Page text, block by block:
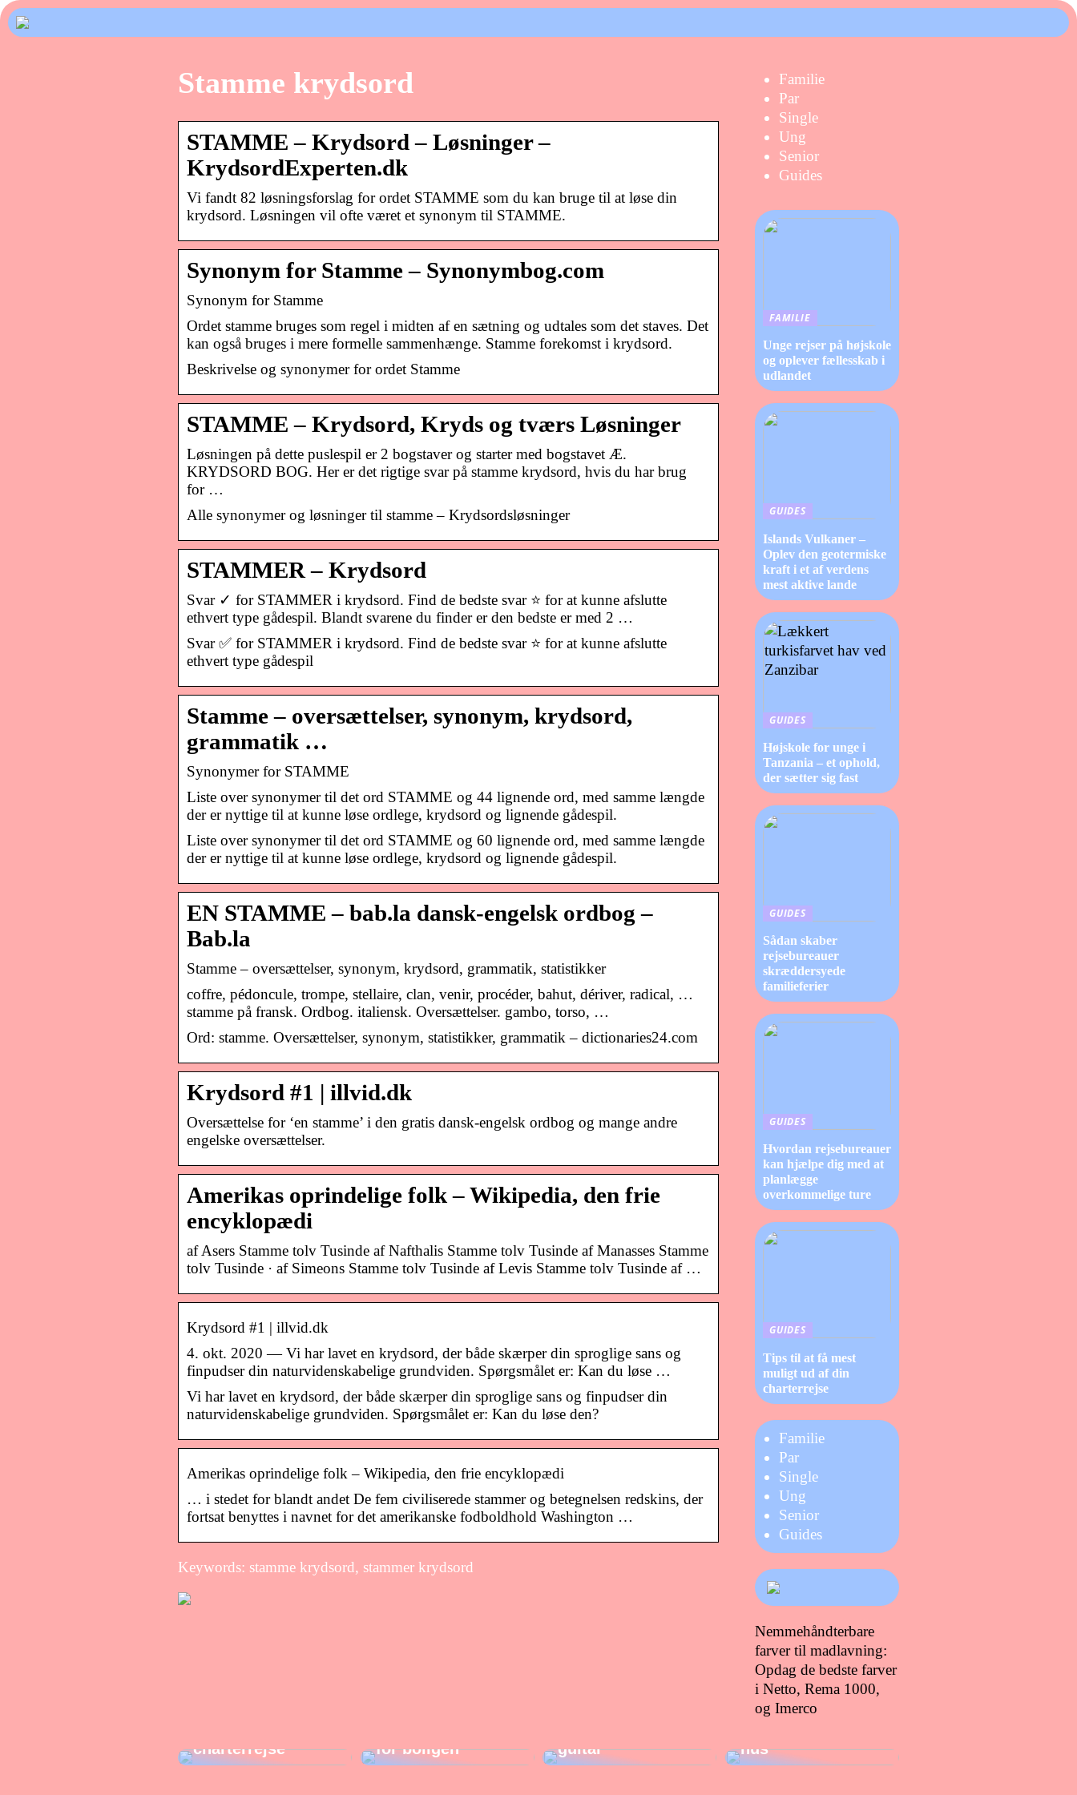
Stamme krydsord
STAMME – Krydsord – Løsninger –
KrydsordExperten.dk
Vi fandt 82 løsningsforslag for ordet STAMME som du kan bruge til at løse din
krydsord. Løsningen vil ofte været et synonym til STAMME.
Synonym for Stamme – Synonymbog.com
Synonym for Stamme
Ordet stamme bruges som regel i midten af ​​en sætning og udtales som det staves. Det
kan også bruges i mere formelle sammenhænge. Stamme forekomst i krydsord.
Beskrivelse og synonymer for ordet Stamme
STAMME – Krydsord, Kryds og tværs Løsninger
Løsningen på dette puslespil er 2 bogstaver og starter med bogstavet Æ.
KRYDSORD BOG. Her er det rigtige svar på stamme krydsord, hvis du har brug
for …
Alle synonymer og løsninger til stamme – Krydsordsløsninger
STAMMER – Krydsord
Svar ✓ for STAMMER i krydsord. Find de bedste svar ⭐ for at kunne afslutte
ethvert type gådespil. Blandt svarene du finder er den bedste er med 2 …
Svar ✅ for STAMMER i krydsord. Find de bedste svar ⭐ for at kunne afslutte
ethvert type gådespil
Stamme – oversættelser, synonym, krydsord,
grammatik …
Synonymer for STAMME
Liste over synonymer til det ord STAMME og 44 lignende ord, med samme længde
der er nyttige til at kunne løse ordlege, krydsord og lignende gådespil.
Liste over synonymer til det ord STAMME og 60 lignende ord, med samme længde
der er nyttige til at kunne løse ordlege, krydsord og lignende gådespil.
EN STAMME – bab.la dansk-engelsk ordbog –
Bab.la
Stamme – oversættelser, synonym, krydsord, grammatik, statistikker
coffre, pédoncule, trompe, stellaire, clan, venir, procéder, bahut, dériver, radical, …
stamme på fransk. Ordbog. italiensk. Oversættelser. gambo, torso, …
Ord: stamme. Oversættelser, synonym, statistikker, grammatik – dictionaries24.com
Krydsord #1 | illvid.dk
Oversættelse for ‘en stamme’ i den gratis dansk-engelsk ordbog og mange andre
engelske oversættelser.
Amerikas oprindelige folk – Wikipedia, den frie
encyklopædi
af Asers Stamme tolv Tusinde af Nafthalis Stamme tolv Tusinde af Manasses Stamme
tolv Tusinde · af Simeons Stamme tolv Tusinde af Levis Stamme tolv Tusinde af …
Krydsord #1 | illvid.dk
4. okt. 2020 — Vi har lavet en krydsord, der både skærper din sproglige sans og
finpudser din naturvidenskabelige grundviden. Spørgsmålet er: Kan du løse …
Vi har lavet en krydsord, der både skærper din sproglige sans og finpudser din
naturvidenskabelige grundviden. Spørgsmålet er: Kan du løse den?
Amerikas oprindelige folk – Wikipedia, den frie encyklopædi
… i stedet for blandt andet De fem civiliserede stammer og betegnelsen redskins, der
fortsat benyttes i navnet for det amerikanske fodboldhold Washington …
Keywords: stamme krydsord, stammer krydsord
Familie
Par
Single
Ung
Senior
Guides
FAMILIE
Unge rejser på højskole
og oplever fællesskab i
udlandet
GUIDES
Islands Vulkaner –
Oplev den geotermiske
kraft i et af verdens
mest aktive lande
GUIDES
Højskole for unge i
Tanzania – et ophold,
der sætter sig fast
GUIDES
Sådan skaber
rejsebureauer
skræddersyede
familieferier
GUIDES
Hvordan rejsebureauer
kan hjælpe dig med at
planlægge
overkommelige ture
GUIDES
Tips til at få mest
muligt ud af din
charterrejse
Familie
Par
Single
Ung
Senior
Guides
Nemmehåndterbare
farver til madlavning:
Opdag de bedste farver
i Netto, Rema 1000,
og Imerco
charterrejse
for boligen
guitar
Gode gaver at
give dig selv, når
hus